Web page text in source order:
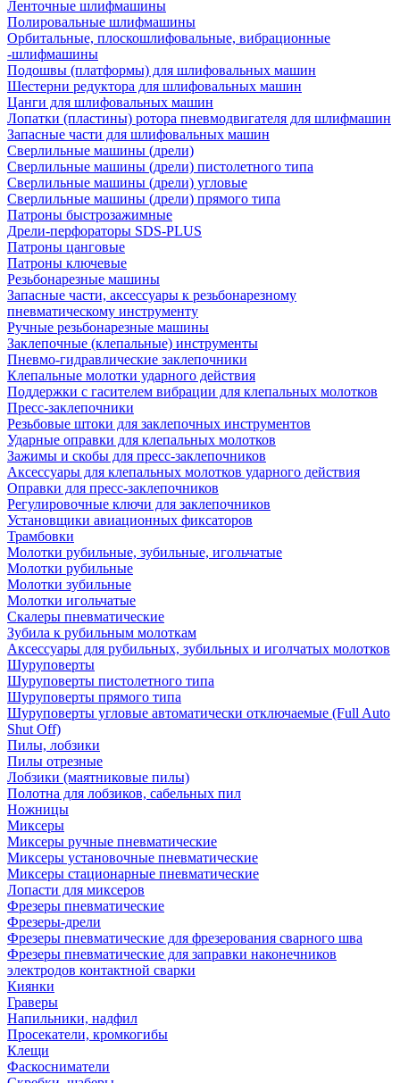
Ленточные шлифмашины
Полировальные шлифмашины
Орбитальные, плоскошлифовальные, вибрационные
-шлифмашины
Подошвы (платформы) для шлифовальных машин
Шестерни редуктора для шлифовальных машин
Цанги для шлифовальных машин
Лопатки (пластины) ротора пневмодвигателя для шлифмашин
Запасные части для шлифовальных машин
Сверлильные машины (дрели)
Сверлильные машины (дрели) пистолетного типа
Сверлильные машины (дрели) угловые
Сверлильные машины (дрели) прямого типа
Патроны быстрозажимные
Дрели-перфораторы SDS-PLUS
Патроны цанговые
Патроны ключевые
Резьбонарезные машины
Запасные части, аксессуары к резьбонарезному
пневматическому инструменту
Ручные резьбонарезные машины
Заклепочные (клепальные) инструменты
Пневмо-гидравлические заклепочники
Клепальные молотки ударного действия
Поддержки с гасителем вибрации для клепальных молотков
Пресс-заклепочники
Резьбовые штоки для заклепочных инструментов
Ударные оправки для клепальных молотков
Зажимы и скобы для пресс-заклепочников
Аксессуары для клепальных молотков ударного действия
Оправки для пресс-заклепочников
Регулировочные ключи для заклепочников
Установщики авиационных фиксаторов
Трамбовки
Молотки рубильные, зубильные, игольчатые
Молотки рубильные
Молотки зубильные
Молотки игольчатые
Скалеры пневматические
Зубила к рубильным молоткам
Аксессуары для рубильных, зубильных и иголчатых молотков
Шуруповерты
Шуруповерты пистолетного типа
Шуруповерты прямого типа
Шуруповерты угловые автоматически отключаемые (Full Auto
Shut Off)
Пилы, лобзики
Пилы отрезные
Лобзики (маятниковые пилы)
Полотна для лобзиков, сабельных пил
Ножницы
Миксеры
Миксеры ручные пневматические
Миксеры установочные пневматические
Миксеры стационарные пневматические
Лопасти для миксеров
Фрезеры пневматические
Фрезеры-дрели
Фрезеры пневматические для фрезерования сварного шва
Фрезеры пневматические для заправки наконечников
электродов контактной сварки
Киянки
Граверы
Напильники, надфил
Просекатели, кромкогибы
Клещи
Фаскосниматели